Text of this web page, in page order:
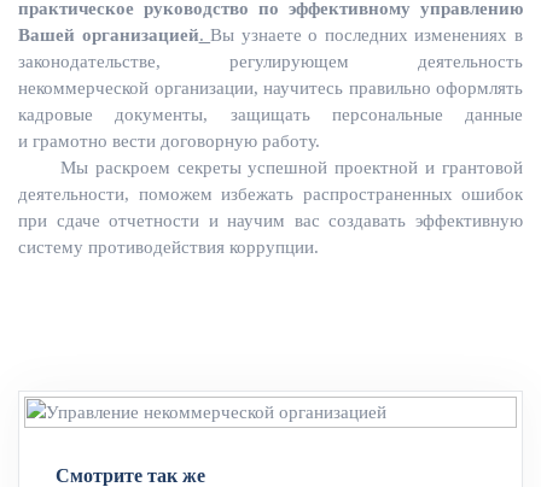
практическое руководство по эффективному управлению
Вашей организацией.Вы узнаете о последних изменениях в
законодательстве, регулирующем деятельность
некоммерческой организации, научитесь правильно оформлять
кадровые документы, защищать персональные данные
и грамотно вести договорную работу.
Мы раскроем секреты успешной проектной и грантовой
деятельности, поможем избежать распространенных ошибок
при сдаче отчетности и научим вас создавать эффективную
систему противодействия коррупции.
Смотрите так же